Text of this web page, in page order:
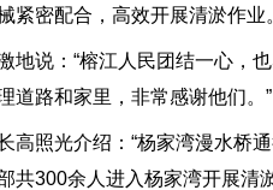
紧密配合，高效开展清淤作业
地说：“榕江人民团结一心，
道路和家里，非常感谢他们。”
高照光介绍：“杨家湾漫水桥
共300余人进入杨家湾开展